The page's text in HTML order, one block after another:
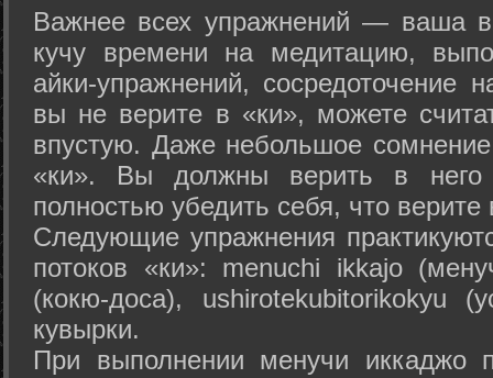
Важнее всех упражнений — ваша
кучу времени на медитацию,
айки-упражнений, сосредоточение
вы не верите в «ки», можете
впустую. Даже небольшое сомнение
«ки». Вы должны верить в
полностью убедить себя, что верите
Следующие упражнения
потоков «ки»: menuchi ikkajo
(кокю-доса), ushiro­tekubitori­kokyu
кувырки.
При выполнении менучи иккаджо